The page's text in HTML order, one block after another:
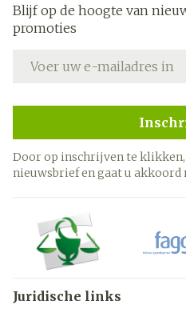
Blijf op de hoogte van
promoties
Door op inschrijven te
nieuwsbrief en gaat u akkoord
Juridische links